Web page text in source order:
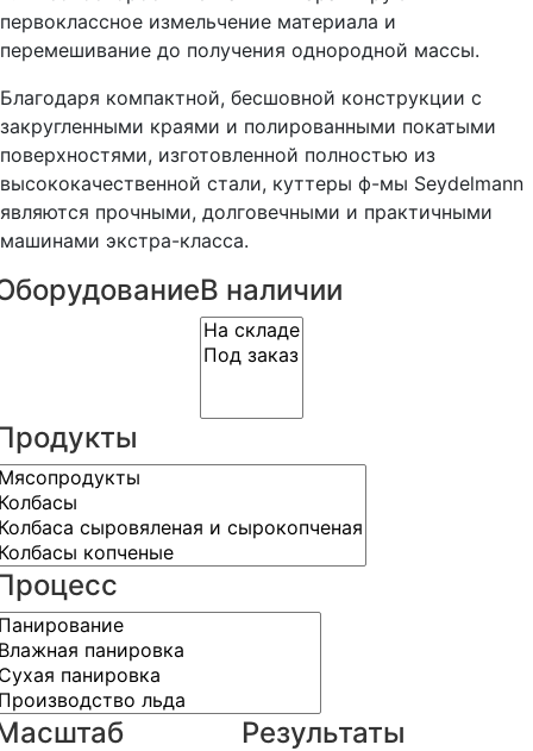
первоклассное измельчение материала и
перемешивание до получения однородной массы.
Благодаря компактной, бесшовной конструкции с
закругленными краями и полированными покатыми
поверхностями, изготовленной полностью из
высококачественной стали, куттеры ф-мы Seydelmann
являются прочными, долговечными и практичными
машинами экстра-класса.
В наличии
Результаты